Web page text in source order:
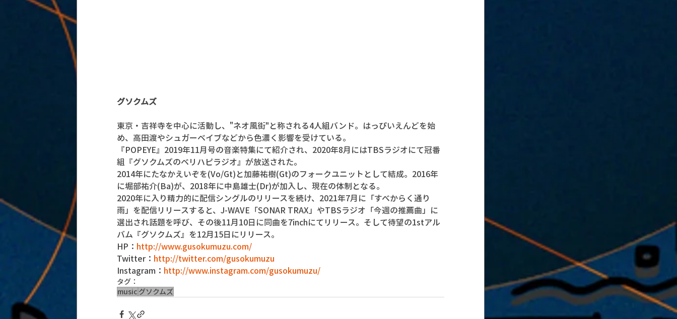
グソクムズ
東京・吉祥寺を中心に活動し、"ネオ風街"と称される4人組バンド。はっぴいえんどを始
め、高田渡やシュガーベイブなどから色濃く影響を受けている。
『POPEYE』2019年11月号の音楽特集にて紹介され、2020年8月にはTBSラジオにて冠番
組『グソクムズのベリハピラジオ』が放送された。
2014年にたなかえいぞを(Vo/Gt)と加藤祐樹(Gt)のフォークユニットとして結成。2016年
に堀部祐介(Ba)が、2018年に中島雄士(Dr)が加入し、現在の体制となる。
2020年に入り精力的に配信シングルのリリースを続け、2021年7月に「すべからく通り
雨」を配信リリースすると、J-WAVE「SONAR TRAX」やTBSラジオ「今週の推薦曲」に
選出され話題を呼び、その後11月10日に同曲を7inchにてリリース。そして待望の1stアル
バム『グソクムズ』を12月15日にリリース。
HP： http://www.gusokumuzu.com/
Twitter： http://twitter.com/gusokumuzu
Instagram： http://www.instagram.com/gusokumuzu/
タグ：
music グソクムズ